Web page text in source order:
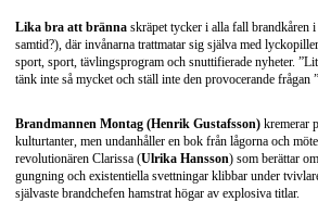
Lika bra att bränna skräpet tycker i alla fall brandkåren
samtid?), där invånarna trattmatar sig själva med
sport, sport, tävlingsprogram och snuttifierade nyheter.
tänk inte så mycket och ställ inte den provocerande frågan
Brandmannen Montag (Henrik Gustafsson) kremerar
kulturtanter, men undanhåller en bok från lågorna och
revolutionären Clarissa (Ulrika Hansson) som berättar
gungning och existentiella svettningar klibbar under
självaste brandchefen hamstrat högar av explosiva titlar.